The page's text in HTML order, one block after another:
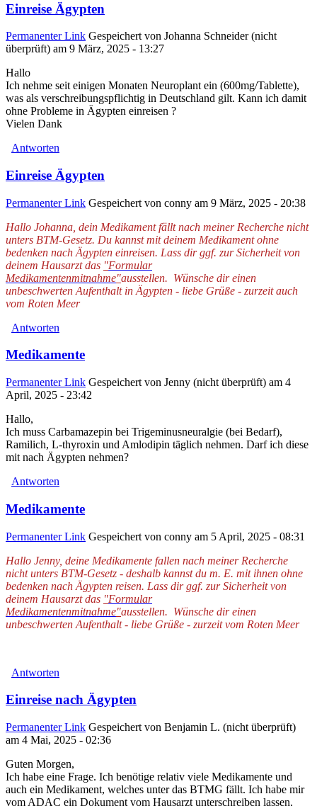
Einreise Ägypten
Permanenter Link Gespeichert von Johanna Schneider (nicht
überprüft) am 9 März, 2025 - 13:27
Hallo
Ich nehme seit einigen Monaten Neuroplant ein (600mg/Tablette),
was als verschreibungspflichtig in Deutschland gilt. Kann ich damit
ohne Probleme in Ägypten einreisen ?
Vielen Dank
Antworten
Einreise Ägypten
Permanenter Link Gespeichert von conny am 9 März, 2025 - 20:38
Hallo Johanna, dein Medikament fällt nach meiner Recherche nicht
unters BTM-Gesetz. Du kannst mit deinem Medikament ohne
bedenken nach Ägypten einreisen. Lass dir ggf. zur Sicherheit von
deinem Hausarzt das "Formular
Medikamentenmitnahme"ausstellen. Wünsche dir einen
unbeschwerten Aufenthalt in Ägypten - liebe Grüße - zurzeit auch
vom Roten Meer
Antworten
Medikamente
Permanenter Link Gespeichert von Jenny (nicht überprüft) am 4
April, 2025 - 23:42
Hallo,
Ich muss Carbamazepin bei Trigeminusneuralgie (bei Bedarf),
Ramilich, L-thyroxin und Amlodipin täglich nehmen. Darf ich diese
mit nach Ägypten nehmen?
Antworten
Medikamente
Permanenter Link Gespeichert von conny am 5 April, 2025 - 08:31
Hallo Jenny, deine Medikamente fallen nach meiner Recherche
nicht unters BTM-Gesetz - deshalb kannst du m. E. mit ihnen ohne
bedenken nach Ägypten reisen. Lass dir ggf. zur Sicherheit von
deinem Hausarzt das "Formular
Medikamentenmitnahme"ausstellen. Wünsche dir einen
unbeschwerten Aufenthalt - liebe Grüße - zurzeit vom Roten Meer
Antworten
Einreise nach Ägypten
Permanenter Link Gespeichert von Benjamin L. (nicht überprüft)
am 4 Mai, 2025 - 02:36
Guten Morgen,
Ich habe eine Frage. Ich benötige relativ viele Medikamente und
auch ein Medikament, welches unter das BTMG fällt. Ich habe mir
vom ADAC ein Dokument vom Hausarzt unterschreiben lassen,